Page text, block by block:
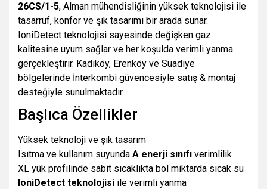
26CS/1-5, Alman mühendisliğinin yüksek teknolojisi ile
tasarruf, konfor ve şık tasarımı bir arada sunar.
IoniDetect teknolojisi sayesinde değişken gaz
kalitesine uyum sağlar ve her koşulda verimli yanma
gerçekleştirir. Kadıköy, Erenköy ve Suadiye
bölgelerinde İnterkombi güvencesiyle satış & montaj
desteğiyle sunulmaktadır.
Başlıca Özellikler
Yüksek teknoloji ve şık tasarım
Isıtma ve kullanım suyunda A enerji sınıfı verimlilik
XL yük profilinde sabit sıcaklıkta bol miktarda sıcak su
IoniDetect teknolojisi ile verimli yanma